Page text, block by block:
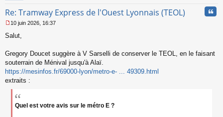
o
l
u
Re: Tramway Express de l'Ouest Lyonnais (TEOL)
e
s
g
e
n
o
10 juin 2026, 16:37
Salut,
Gregory Doucet suggère à V Sarselli de conserver le TEOL, en le faisant
souterrain de Ménival jusqu'à Alaï.
https://mesinfos.fr/69000-lyon/metro-e- ... 49309.html
extraits :
Quel est votre avis sur le métro E ?